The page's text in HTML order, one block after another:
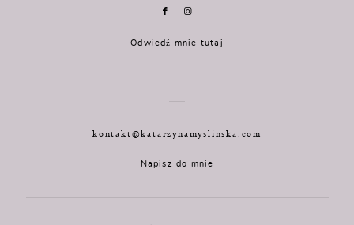
Odwiedź mnie tutaj
kontakt@katarzynamyslinska.com
Napisz do mnie